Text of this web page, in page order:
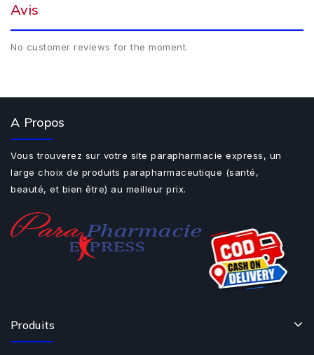
Avis
No customer reviews for the moment.
A Propos
Vous trouverez sur votre site parapharmacie express, un
large choix de produits parapharmaceutique (santé,
beauté, et bien être) au meilleur prix.
Produits